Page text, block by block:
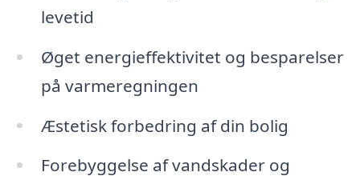
levetid
Øget energieffektivitet og besparelser
på varmeregningen
Æstetisk forbedring af din bolig
Forebyggelse af vandskader og